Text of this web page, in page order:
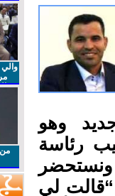
وهو
رئاسة
ونستحضر
لي
والي
من